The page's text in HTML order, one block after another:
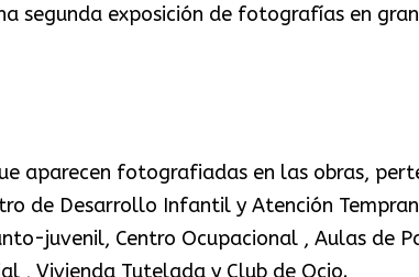
segunda exposición de fotografías en
aparecen fotografiadas en las obras,
de Desarrollo Infantil y Atención
juvenil, Centro Ocupacional , Aulas de
, Vivienda Tutelada y Club de Ocio.